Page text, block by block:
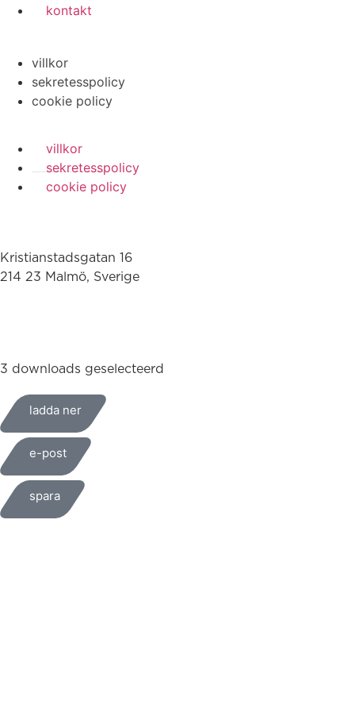
kontakt
villkor
sekretesspolicy
cookie policy
villkor
sekretesspolicy
cookie policy
Kristianstadsgatan 16
214 23 Malmö, Sverige
3 downloads geselecteerd
ladda ner
e-post
spara